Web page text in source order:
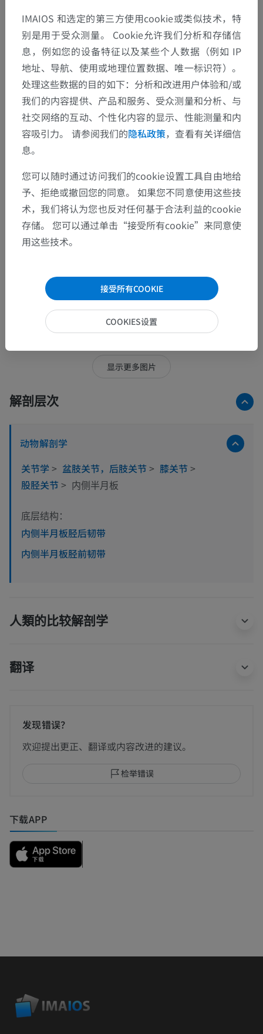
32张图中的15张图
显示更多图片
解剖层次
动物解剖学
关节学 > 盆肢关节，后肢关节 > 膝关节 >
股胫关节 > 内侧半月板
底层结构：
内侧半月板胫后韧带
内侧半月板胫前韧带
人類的比较解剖学
翻译
发现错误？
欢迎提出更正、翻译或内容改进的建议。
检举错误
下载APP
IMAIOS 和选定的第三方使用cookie或类似技术，特
别是用于受众测量。 Cookie允许我们分析和存储信
息，例如您的设备特征以及某些个人数据（例如 IP
地址、导航、使用或地理位置数据、唯一标识符）。
处理这些数据的目的如下：分析和改进用户体验和/或
我们的内容提供、产品和服务、受众测量和分析、与
社交网络的互动、个性化内容的显示、性能测量和内
容吸引力。 请参阅我们的隐私政策，查看有关详细信
息。
您可以随时通过访问我们的cookie设置工具自由地给
予、拒绝或撤回您的同意。 如果您不同意使用这些技
术，我们将认为您也反对任何基于合法利益的cookie
存储。 您可以通过单击“接受所有cookie”来同意使
用这些技术。
接受所有COOKIE
COOKIES设置